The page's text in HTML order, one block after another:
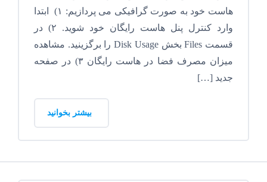
هاست خود به صورت گرافیکی می پردازیم: ۱) ابتدا
وارد کنترل پنل هاست رایگان خود شوید. ۲) در
قسمت Files بخش Disk Usage را برگزینید. مشاهده
میزان مصرف فضا در هاست رایگان ۳) در صفحه
جدید […]
بیشتر بخوانید